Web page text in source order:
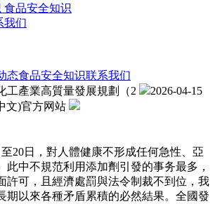
食品安全知识
我们
态食品安全知识联系我们
工產業高質量發展規劃（2
2026-04-15
文)官方网站
日，對人體健康不形成任何急性、亞
此中不規范利用添加劑引發的事务最多，
許可，且經濟處罰與法令制裁不到位，我
期以來各種矛盾累積的必然結果。全國發